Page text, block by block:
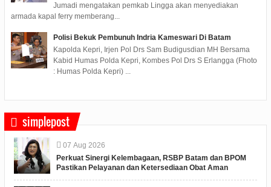
Jumadi mengatakan pemkab Lingga akan menyediakan
armada kapal ferry memberang...
Polisi Bekuk Pembunuh Indria Kameswari Di Batam
Kapolda Kepri, Irjen Pol Drs Sam Budigusdian MH Bersama
Kabid Humas Polda Kepri, Kombes Pol Drs S Erlangga (Fhoto
: Humas Polda Kepri) ...
simplepost
07 Aug 2026
Perkuat Sinergi Kelembagaan, RSBP Batam dan BPOM
Pastikan Pelayanan dan Ketersediaan Obat Aman